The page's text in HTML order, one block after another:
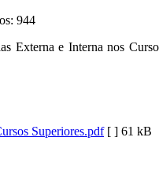
944
Externa e Interna nos
Superiores.pdf [ ] 61 kB